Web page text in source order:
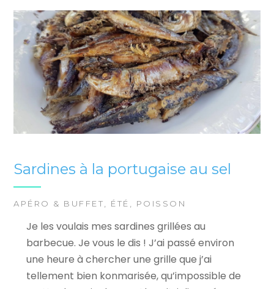
Sardines à la portugaise au sel
APÉRO & BUFFET, ÉTÉ , POISSON
Je les voulais mes sardines grillées au
barbecue. Je vous le dis ! J’ai passé environ
une heure à chercher une grille que j’ai
tellement bien konmarisée, qu’impossible de